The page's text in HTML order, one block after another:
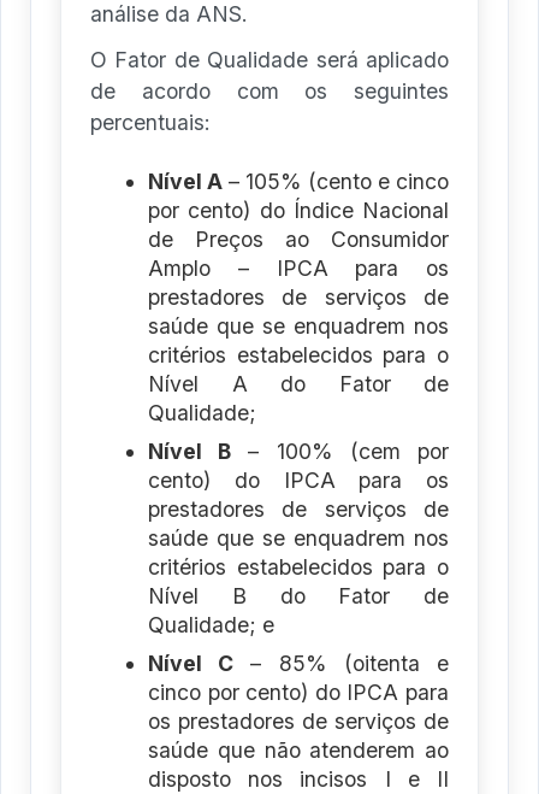
análise da ANS.
O Fator de Qualidade será aplicado
de acordo com os seguintes
percentuais:
Nível A – 105% (cento e cinco
por cento) do Índice Nacional
de Preços ao Consumidor
Amplo – IPCA para os
prestadores de serviços de
saúde que se enquadrem nos
critérios estabelecidos para o
Nível A do Fator de
Qualidade;
Nível B – 100% (cem por
cento) do IPCA para os
prestadores de serviços de
saúde que se enquadrem nos
critérios estabelecidos para o
Nível B do Fator de
Qualidade; e
Nível C – 85% (oitenta e
cinco por cento) do IPCA para
os prestadores de serviços de
saúde que não atenderem ao
disposto nos incisos I e II